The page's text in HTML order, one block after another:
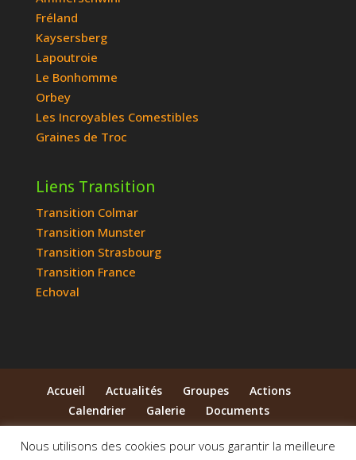
Fréland
Kaysersberg
Lapoutroie
Le Bonhomme
Orbey
Les Incroyables Comestibles
Graines de Troc
Liens Transition
Transition Colmar
Transition Munster
Transition Strasbourg
Transition France
Echoval
Accueil Actualités Groupes
Actions
Calendrier
Galerie
Documents
Qui sommes-nous ?
Contact
Nous utilisons des cookies pour vous garantir la meilleure